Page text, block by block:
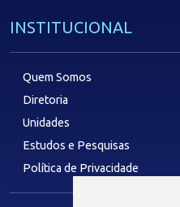
INSTITUCIONAL
Quem Somos
Diretoria
Unidades
Estudos e Pesquisas
Política de Privacidade